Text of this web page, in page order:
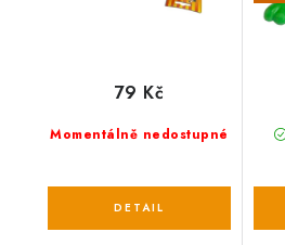
Momentálně nedostupné
79 Kč